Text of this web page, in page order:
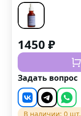
1450 ₽
Задать вопрос
В наличии: 0 шт.